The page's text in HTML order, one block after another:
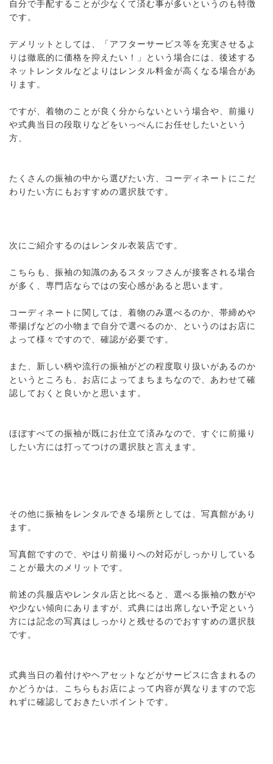
自分で手配することが少なくて済む事が多いというのも特徴
です。
デメリットとしては、「アフターサービス等を充実させるよ
りは徹底的に価格を抑えたい！」という場合には、後述する
ネットレンタルなどよりはレンタル料金が高くなる場合があ
ります。
ですが、着物のことが良く分からないという場合や、前撮り
や式典当日の段取りなどをいっぺんにお任せしたいという
方、
たくさんの振袖の中から選びたい方、コーディネートにこだ
わりたい方にもおすすめの選択肢です。
次にご紹介するのはレンタル衣装店です。
こちらも、振袖の知識のあるスタッフさんが接客される場合
が多く、専門店ならではの安心感があると思います。
コーディネートに関しては、着物のみ選べるのか、帯締めや
帯揚げなどの小物まで自分で選べるのか、というのはお店に
よって様々ですので、確認が必要です。
また、新しい柄や流行の振袖がどの程度取り扱いがあるのか
というところも、お店によってまちまちなので、あわせて確
認しておくと良いかと思います。
ほぼすべての振袖が既にお仕立て済みなので、すぐに前撮り
したい方には打ってつけの選択肢と言えます。
その他に振袖をレンタルできる場所としては、写真館があり
ます。
写真館ですので、やはり前撮りへの対応がしっかりしている
ことが最大のメリットです。
前述の呉服店やレンタル店と比べると、選べる振袖の数がや
や少ない傾向にありますが、式典には出席しない予定という
方には記念の写真はしっかりと残せるのでおすすめの選択肢
です。
式典当日の着付けやヘアセットなどがサービスに含まれるの
かどうかは、こちらもお店によって内容が異なりますので忘
れずに確認しておきたいポイントです。